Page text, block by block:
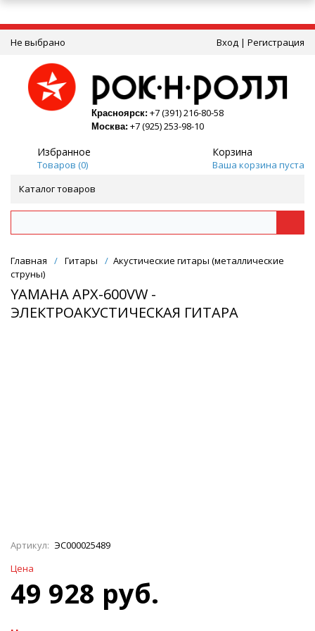
Не выбрано Вход | Регистрация
Красноярск: +7 (391) 216-80-58
Москва: +7 (925) 253-98-10
Избранное
Товаров (0)
Корзина
Ваша корзина пуста
Каталог товаров
Главная / Гитары / Акустические гитары (металлические
струны)
YAMAHA APX-600VW -
ЭЛЕКТРОАКУСТИЧЕСКАЯ ГИТАРА
Артикул: ЭС000025489
Цена
49 928 руб.